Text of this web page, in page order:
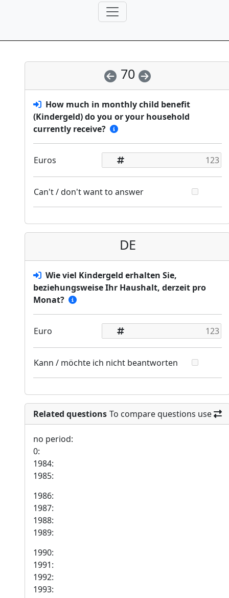
70
How much in monthly child benefit
(Kindergeld) do you or your household
currently receive?
Euros
Can't / don't want to answer
DE
Wie viel Kindergeld erhalten Sie,
beziehungsweise Ihr Haushalt, derzeit pro
Monat?
Euro
Kann / möchte ich nicht beantworten
Related questions To compare questions use
no period:
0:
1984:
1985:
1986:
1987:
1988:
1989:
1990:
1991:
1992:
1993: